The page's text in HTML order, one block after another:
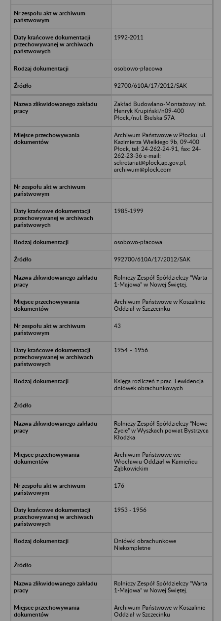
1992-2011
osobowo-płacowa
92700/610A/17/2012/SAK
Zakład Budowlano-Montażowy inż.
Henryk Krupiński/n09-400
Płock,/nul. Bielska 57A
Archiwum Państwowe w Płocku, ul.
Kazimierza Wielkiego 9b, 09-400
Płock, tel: 24-262-24-91, fax: 24-
262-23-36 e-mail:
sekretariat@plock,ap.gov.pl,
archiwum@plock.com
1985-1999
osobowo-płacowa
992700/610A/17/2012/SAK
Rolniczy Zespół Spółdzielczy “Warta
1-Majowa” w Nowej Świętej.
Archiwum Państwowe w Koszalinie
Oddział w Szczecinku
43
1954 – 1956
Księga rozliczeń z prac. i ewidencja
dniówek obrachunkowych
Rolniczy Zespół Spółdzielczy “Nowe
Życie” w Wyszkach powiat Bystrzyca
Kłodzka
Archiwum Państwowe we
Wrocławiu Oddział w Kamieńcu
Ząbkowickim
176
1953 - 1956
Dniówki obrachunkowe
Niekompletne
Rolniczy Zespół Spółdzielczy “Warta
1-Majowa” w Nowej Świętej.
Archiwum Państwowe w Koszalinie
Oddział w Szczecinku